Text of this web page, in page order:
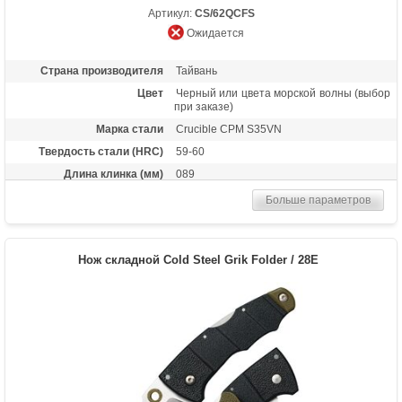
Артикул: CS/62QCFS
Ожидается
Страна производителя
Тайвань
Цвет
Черный или цвета морской волны (выбор
при заказе)
Марка стали
Crucible CPM S35VN
Твердость стали (HRC)
59-60
Длина клинка (мм)
089
Цвет клинка
Satin finish
Материал рукоятки
Карбон
Tri-Ad Lock
120
Универсальный нож, подарочный нож,
туристический нож
Больше параметров
Нож складной Cold Steel Grik Folder / 28E